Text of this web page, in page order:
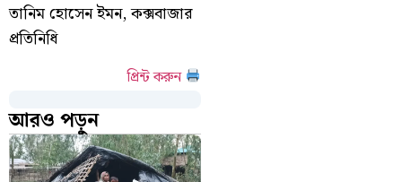
তানিম হোসেন ইমন, কক্সবাজার
প্রতিনিধি
প্রিন্ট করুন
আরও পড়ুন